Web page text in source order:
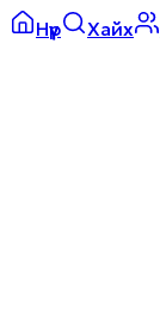
Нүүр Хайх